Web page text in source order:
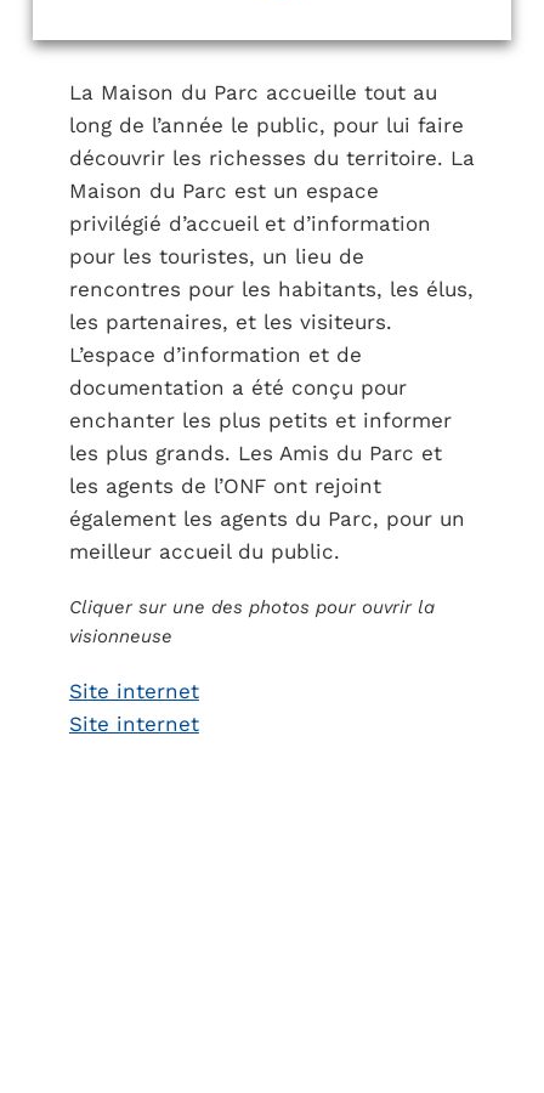
La Maison du Parc accueille tout au
long de l’année le public, pour lui faire
découvrir les richesses du territoire. La
Maison du Parc est un espace
privilégié d’accueil et d’information
pour les touristes, un lieu de
rencontres pour les habitants, les élus,
les partenaires, et les visiteurs.
L’espace d’information et de
documentation a été conçu pour
enchanter les plus petits et informer
les plus grands. Les Amis du Parc et
les agents de l’ONF ont rejoint
également les agents du Parc, pour un
meilleur accueil du public.
Cliquer sur une des photos pour ouvrir la
visionneuse
Site internet
Site internet